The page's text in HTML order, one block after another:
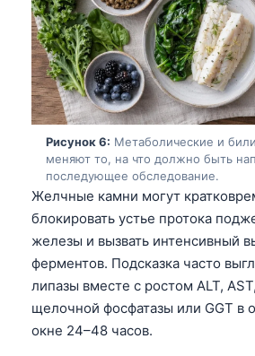
Рисунок 6: Метаболические и
меняют то, на что должно быть
последующее обследование.
Желчные камни могут
блокировать устье протока
железы и вызвать интенсивный
ферментов. Подсказка часто
липазы вместе с ростом ALT,
щелочной фосфатазы или GGT в
окне 24–48 часов.
Lietuvių kalba
Polski
한국어
Slovenščina
Magyar
বাংলা
اردو
मराठी
తెలుగు
தமிழ்